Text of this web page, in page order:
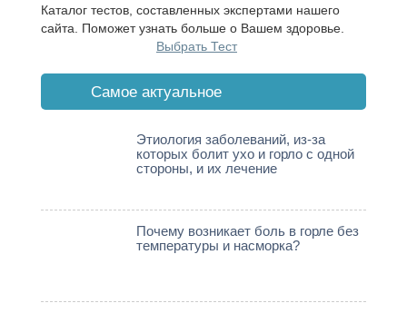
Каталог тестов, составленных экспертами нашего
сайта. Поможет узнать больше о Вашем здоровье.
Выбрать Тест
Cамое актуальное
Этиология заболеваний, из-за
которых болит ухо и горло с одной
стороны, и их лечение
Почему возникает боль в горле без
температуры и насморка?